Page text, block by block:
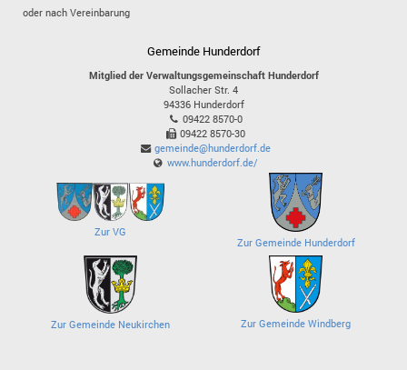
oder nach Vereinbarung
Gemeinde Hunderdorf
Mitglied der Verwaltungsgemeinschaft Hunderdorf
Sollacher Str. 4
94336 Hunderdorf
09422 8570-0
09422 8570-30
gemeinde@hunderdorf.de
www.hunderdorf.de/
Zur VG
Zur Gemeinde Hunderdorf
Zur Gemeinde Neukirchen Zur Gemeinde Windberg